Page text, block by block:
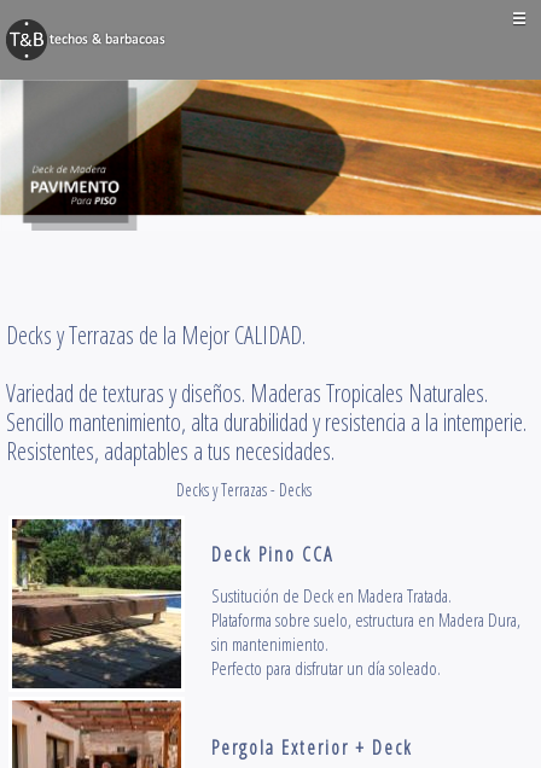
☰
Decks y Terrazas
Obras Varias
Contacto
Decks y Terrazas de la Mejor CALIDAD.
Variedad de texturas y diseños. Maderas Tropicales Naturales.
Sencillo mantenimiento, alta durabilidad y resistencia a la intemperie.
Resistentes, adaptables a tus necesidades.
Decks y Terrazas - Decks
Deck Pino CCA
Sustitución de Deck en Madera Tratada.
Plataforma sobre suelo, estructura en Madera Dura,
sin mantenimiento.
Perfecto para disfrutar un día soleado.
Pergola Exterior + Deck